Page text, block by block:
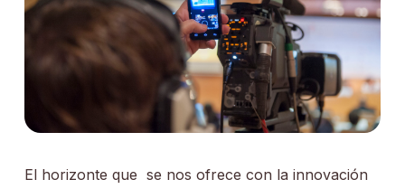
El horizonte que se nos ofrece con la innovación